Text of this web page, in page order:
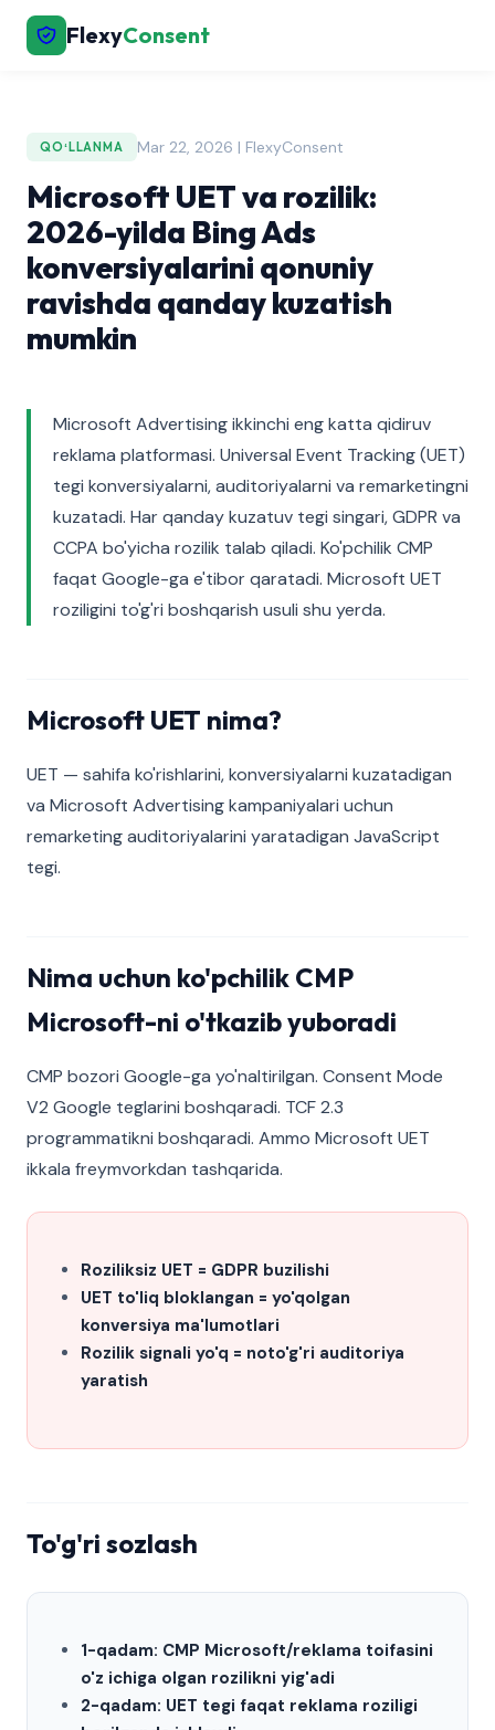
FlexyConsent
QOʻLLANMA Mar 22, 2026 | FlexyConsent
Microsoft UET va rozilik:
2026-yilda Bing Ads
konversiyalarini qonuniy
ravishda qanday kuzatish
mumkin
Microsoft Advertising ikkinchi eng katta qidiruv
reklama platformasi. Universal Event Tracking (UET)
tegi konversiyalarni, auditoriyalarni va remarketingni
kuzatadi. Har qanday kuzatuv tegi singari, GDPR va
CCPA bo'yicha rozilik talab qiladi. Ko'pchilik CMP
faqat Google-ga e'tibor qaratadi. Microsoft UET
roziligini to'g'ri boshqarish usuli shu yerda.
Microsoft UET nima?
UET — sahifa ko'rishlarini, konversiyalarni kuzatadigan
va Microsoft Advertising kampaniyalari uchun
remarketing auditoriyalarini yaratadigan JavaScript
tegi.
Nima uchun ko'pchilik CMP
Microsoft-ni o'tkazib yuboradi
CMP bozori Google-ga yo'naltirilgan. Consent Mode
V2 Google teglarini boshqaradi. TCF 2.3
programmatikni boshqaradi. Ammo Microsoft UET
ikkala freymvorkdan tashqarida.
Roziliksiz UET = GDPR buzilishi
UET to'liq bloklangan = yo'qolgan
konversiya ma'lumotlari
Rozilik signali yo'q = noto'g'ri auditoriya
yaratish
To'g'ri sozlash
1-qadam: CMP Microsoft/reklama toifasini
o'z ichiga olgan rozilikni yig'adi
2-qadam: UET tegi faqat reklama roziligi